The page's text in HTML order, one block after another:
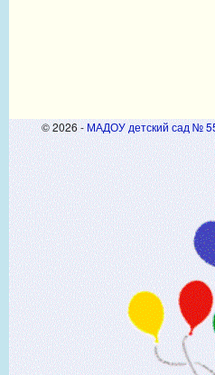
© 2026 -МАДОУ детский сад №